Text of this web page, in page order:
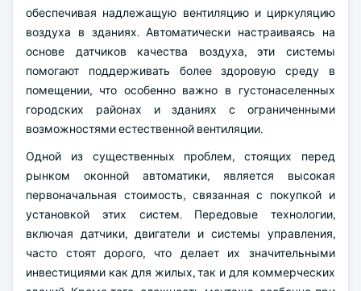
обеспечивая надлежащую вентиляцию и циркуляцию
воздуха в зданиях. Автоматически настраиваясь на
основе датчиков качества воздуха, эти системы
помогают поддерживать более здоровую среду в
помещении, что особенно важно в густонаселенных
городских районах и зданиях с ограниченными
возможностями естественной вентиляции.
Одной из существенных проблем, стоящих перед
рынком оконной автоматики, является высокая
первоначальная стоимость, связанная с покупкой и
установкой этих систем. Передовые технологии,
включая датчики, двигатели и системы управления,
часто стоят дорого, что делает их значительными
инвестициями как для жилых, так и для коммерческих